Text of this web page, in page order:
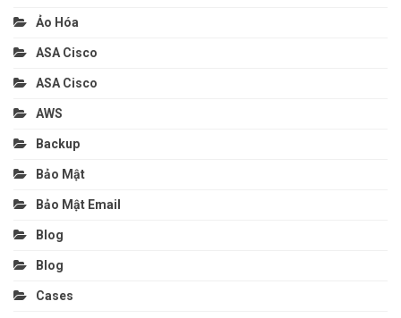
Ảo Hóa
ASA Cisco
ASA Cisco
AWS
Backup
Bảo Mật
Bảo Mật Email
Blog
Blog
Cases